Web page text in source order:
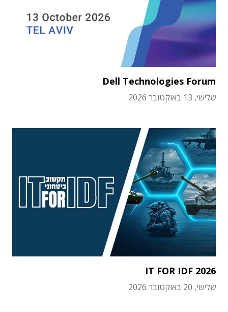
Dell Technologies Forum
שלישי, 13 באוקטובר 2026
IT FOR IDF 2026
שלישי, 20 באוקטובר 2026